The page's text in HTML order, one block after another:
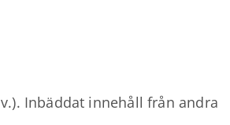
Inbäddat innehåll från andra